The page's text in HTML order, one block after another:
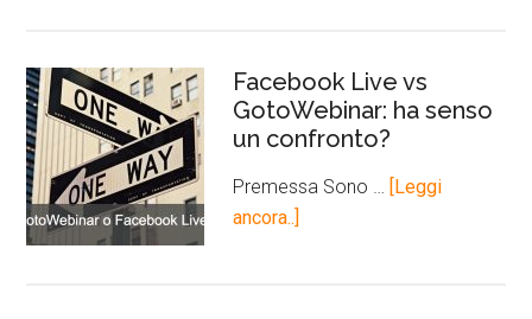
Facebook Live vs
GotoWebinar: ha senso
un confronto?
Premessa Sono … [Leggi
ancora..]